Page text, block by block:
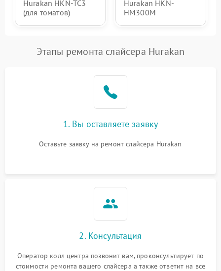
Hurakan HKN-TC3
(для томатов)
Hurakan HKN-
HM300M
Этапы ремонта слайсера Hurakan
1. Вы оставляете заявку
Оставьте заявку на ремонт слайсера Hurakan
2. Консультация
Оператор колл центра позвонит вам, проконсультирует по
стоимости ремонта вашего слайсера а также ответит на все